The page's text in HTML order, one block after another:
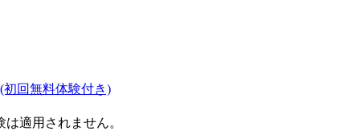
(初回無料体験付き)
適用されません。